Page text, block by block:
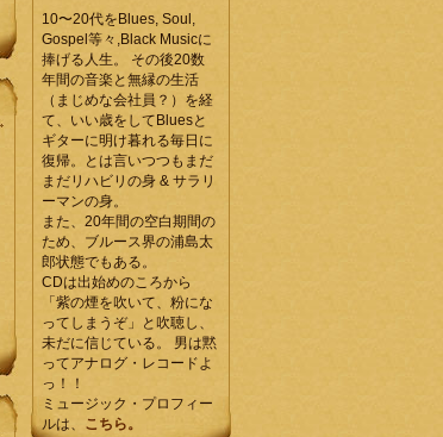
10〜20代をBlues, Soul,
Gospel等々,Black Musicに
捧げる人生。 その後20数
年間の音楽と無縁の生活
（まじめな会社員？）を経
て、いい歳をしてBluesと
ギターに明け暮れる毎日に
復帰。とは言いつつもまだ
まだリハビリの身 & サラリ
ーマンの身。
また、20年間の空白期間の
ため、ブルース界の浦島太
郎状態でもある。
CDは出始めのころから
「紫の煙を吹いて、粉にな
ってしまうぞ」と吹聴し、
未だに信じている。 男は黙
ってアナログ・レコードよ
っ！！
ミュージック・プロフィー
ルは、 こちら。